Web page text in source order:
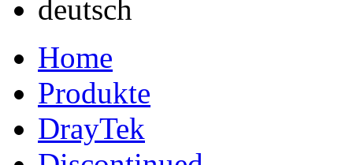
Home
Produkte
DrayTek